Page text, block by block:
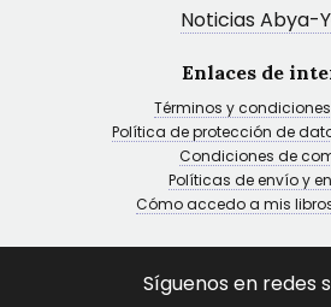
Noticias Abya-
Enlaces de
Términos y
Política de protección de
Condiciones de
Políticas de envío y
Cómo accedo a mis
Síguenos en redes